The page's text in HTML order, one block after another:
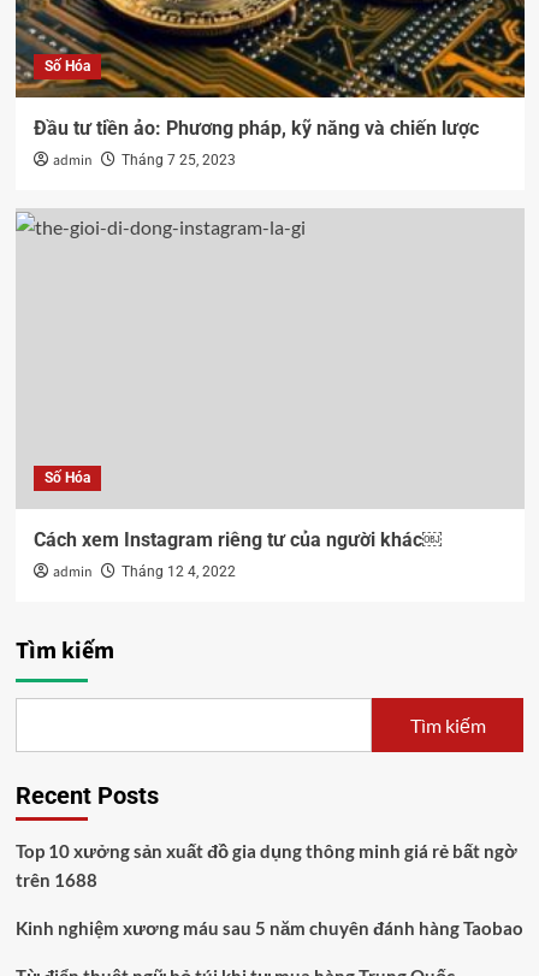
Số Hóa
Đầu tư tiền ảo: Phương pháp, kỹ năng và chiến lược
admin Tháng 7 25, 2023
Số Hóa
Cách xem Instagram riêng tư của người khác￼
admin Tháng 12 4, 2022
Tìm kiếm
Tìm kiếm
Recent Posts
Top 10 xưởng sản xuất đồ gia dụng thông minh giá rẻ bất ngờ
trên 1688
Kinh nghiệm xương máu sau 5 năm chuyên đánh hàng Taobao